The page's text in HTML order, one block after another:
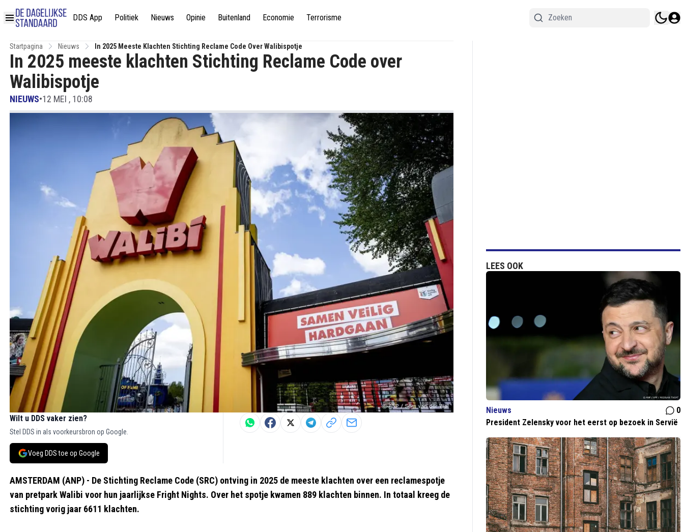
DDS App Politiek Nieuws Opinie Buitenland Economie Terrorisme
Startpagina Nieuws In 2025 Meeste Klachten Stichting Reclame Code Over Walibispotje
In 2025 meeste klachten Stichting Reclame Code over
Walibispotje
NIEUWS•12 MEI , 10:08
Wilt u DDS vaker zien?
Stel DDS in als voorkeursbron op Google.
Voeg DDS toe op Google
AMSTERDAM (ANP) - De Stichting Reclame Code (SRC) ontving in 2025 de meeste klachten over een reclamespotje
van pretpark Walibi voor hun jaarlijkse Fright Nights. Over het spotje kwamen 889 klachten binnen. In totaal kreeg de
stichting vorig jaar 6611 klachten.
LEES OOK
Nieuws
0
President Zelensky voor het eerst op bezoek in Servië